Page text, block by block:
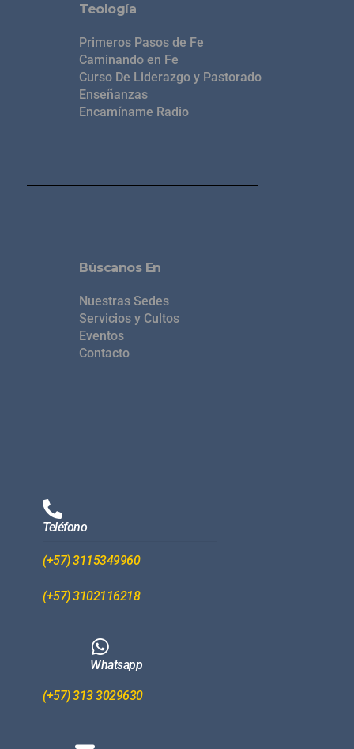
Teología
Primeros Pasos de Fe
Caminando en Fe
Curso De Liderazgo y Pastorado
Enseñanzas
Encamíname Radio
Búscanos En
Nuestras Sedes
Servicios y Cultos
Eventos
Contacto
Teléfono
(+57) 3115349960
(+57) 3102116218
Whatsapp
(+57) 313 3029630